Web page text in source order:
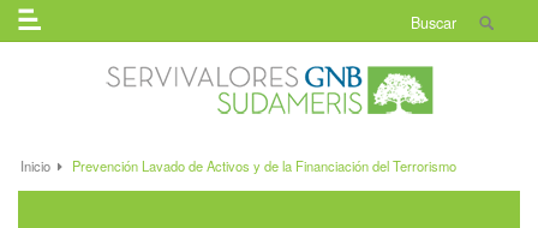
Inicio Prevención Lavado de Activos y de la Financiación del Terrorismo